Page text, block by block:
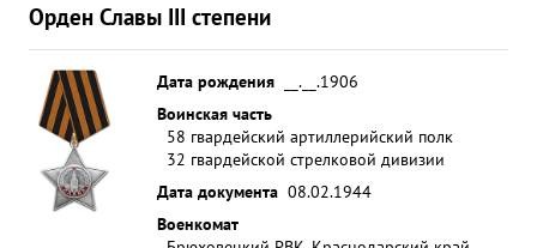
Орден Славы III степени
Дата рождения
__.__.1906
Воинская часть
58 гвардейский артиллерийский полк
32 гвардейской стрелковой дивизии
Дата документа 08.02.1944
Военкомат